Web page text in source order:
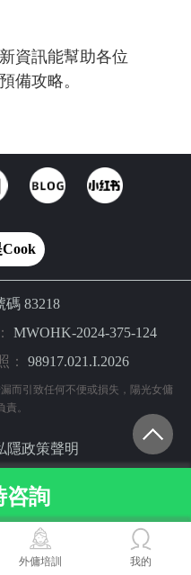
資訊能幫助各位
備攻略。
碼 83218
MWOHK-2024-375-124
： 98917.021.I.2026
而引致任何不便或損失，陽光女傭
。
隱政策聲明
有限公司 版權所有
咨詢
外傭培訓 我的